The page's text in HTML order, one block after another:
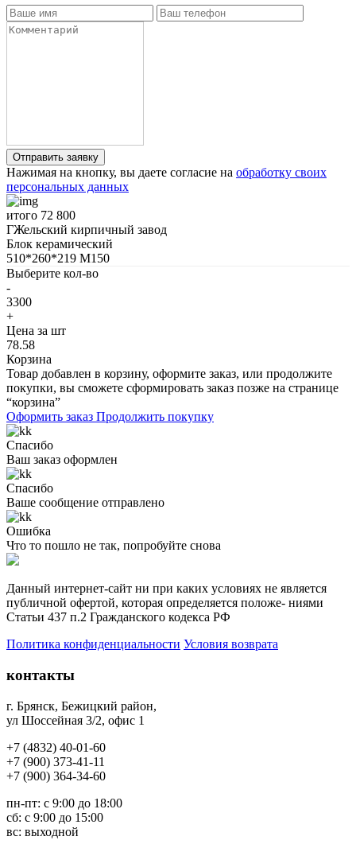
Нажимая на кнопку, вы даете согласие на обработку своих
персональных данных
итого 72 800
ГЖельский кирпичный завод
Блок керамический
510*260*219 М150
Выберите кол-во
-
3300
+
Цена за шт
78.58
Корзина
Товар добавлен в корзину, оформите заказ, или продолжите
покупки, вы сможете сформировать заказ позже на странице
“корзина”
Оформить заказ Продолжить покупку
Спасибо
Ваш заказ оформлен
Спасибо
Ваше сообщение отправлено
Ошибка
Что то пошло не так, попробуйте снова
Данный интернет-сайт ни при каких условиях не является
публичной офертой, которая определяется положе- ниями
Статьи 437 п.2 Гражданского кодекса РФ
Политика конфиденциальности Условия возврата
контакты
г. Брянск, Бежицкий район,
ул Шоссейная 3/2, офис 1
+7 (4832) 40-01-60
+7 (900) 373-41-11
+7 (900) 364-34-60
пн-пт: с 9:00 до 18:00
сб: с 9:00 до 15:00
вс: выходной